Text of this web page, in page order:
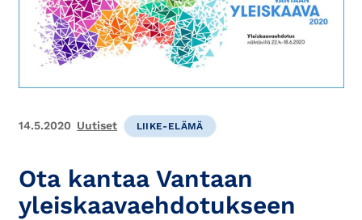
14.5.2020 Uutiset LIIKE-ELÄMÄ
Ota kantaa Vantaan
yleiskaavaehdotukseen